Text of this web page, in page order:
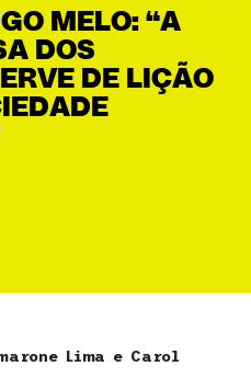
MELO: “A
DOS
DE LIÇÃO
Lima e Carol